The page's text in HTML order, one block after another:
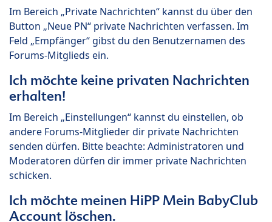
Im Bereich „Private Nachrichten“ kannst du über den
Button „Neue PN“ private Nachrichten verfassen. Im
Feld „Empfänger“ gibst du den Benutzernamen des
Forums-Mitglieds ein.
Ich möchte keine privaten Nachrichten
erhalten!
Im Bereich „Einstellungen“ kannst du einstellen, ob
andere Forums-Mitglieder dir private Nachrichten
senden dürfen. Bitte beachte: Administratoren und
Moderatoren dürfen dir immer private Nachrichten
schicken.
Ich möchte meinen HiPP Mein BabyClub
Account löschen.